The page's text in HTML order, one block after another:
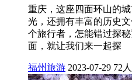
重庆，这座四面环山的
光，还拥有丰富的历史
个旅行者，怎能错过探
面，就让我们来一起探
福州旅游 2023-07-29 72